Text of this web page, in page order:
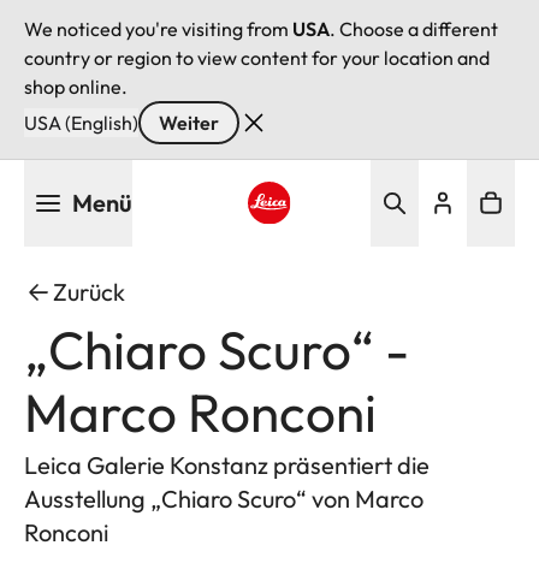
We noticed you're visiting from USA. Choose a different
country or region to view content for your location and
shop online.
USA (English)
Weiter
Menü
Zurück
„Chiaro Scuro“ -
Marco Ronconi
Leica Galerie Konstanz präsentiert die
Ausstellung „Chiaro Scuro“ von Marco
Ronconi